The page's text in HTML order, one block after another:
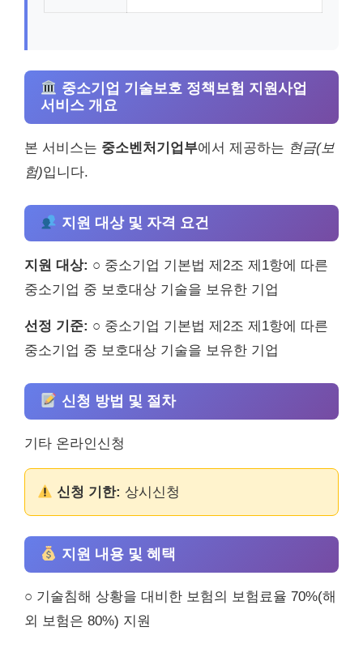
중소기업 기술보호 정책보험 지원사업
서비스 개요
본 서비스는 중소벤처기업부에서 제공하는 현금(보
험)입니다.
지원 대상 및 자격 요건
지원 대상: ○ 중소기업 기본법 제2조 제1항에 따른
중소기업 중 보호대상 기술을 보유한 기업
선정 기준: ○ 중소기업 기본법 제2조 제1항에 따른
중소기업 중 보호대상 기술을 보유한 기업
신청 방법 및 절차
기타 온라인신청
신청 기한: 상시신청
지원 내용 및 혜택
○ 기술침해 상황을 대비한 보험의 보험료율 70%(해
외 보험은 80%) 지원